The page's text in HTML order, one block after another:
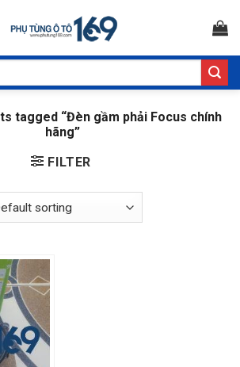
tagged “Đèn gầm phải Focus chính
hãng”
FILTER